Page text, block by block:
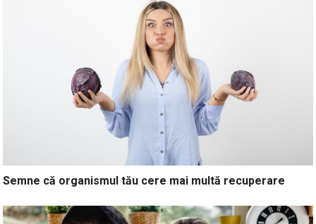
Semne că organismul tău cere mai multă recuperare